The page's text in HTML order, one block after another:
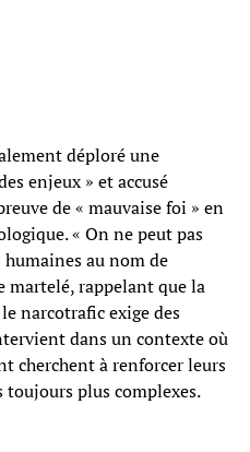
déploré une
enjeux » et accusé
de « mauvaise foi » en
« On ne peut pas
humaines au nom de
rappelant que la
narcotrafic exige des
dans un contexte où
cherchent à renforcer leurs
toujours plus complexes.